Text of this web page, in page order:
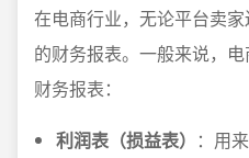
在电商行业，无论平台卖
的财务报表。一般来说，
财务报表：
利润表（损益表） ：用